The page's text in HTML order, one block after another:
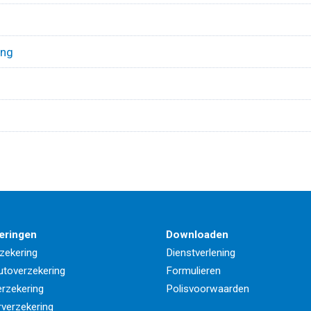
Downloaden
Dienstverlening
Formulieren
Polisvoorwaarden